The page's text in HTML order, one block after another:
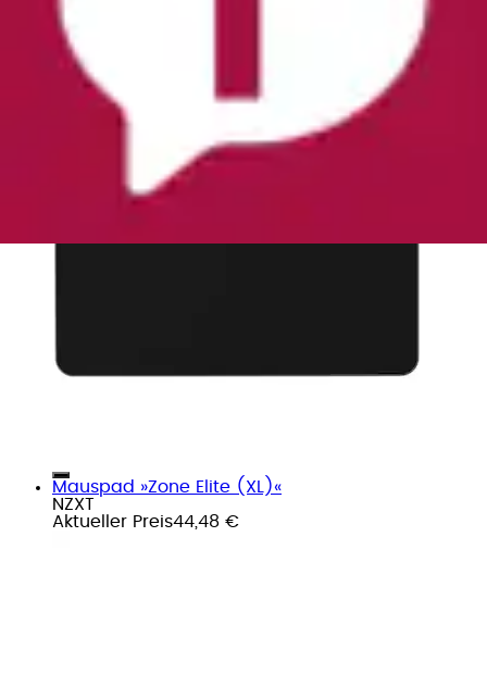
Mauspad »Zone Elite (XL)«
NZXT
Aktueller Preis44,48 €